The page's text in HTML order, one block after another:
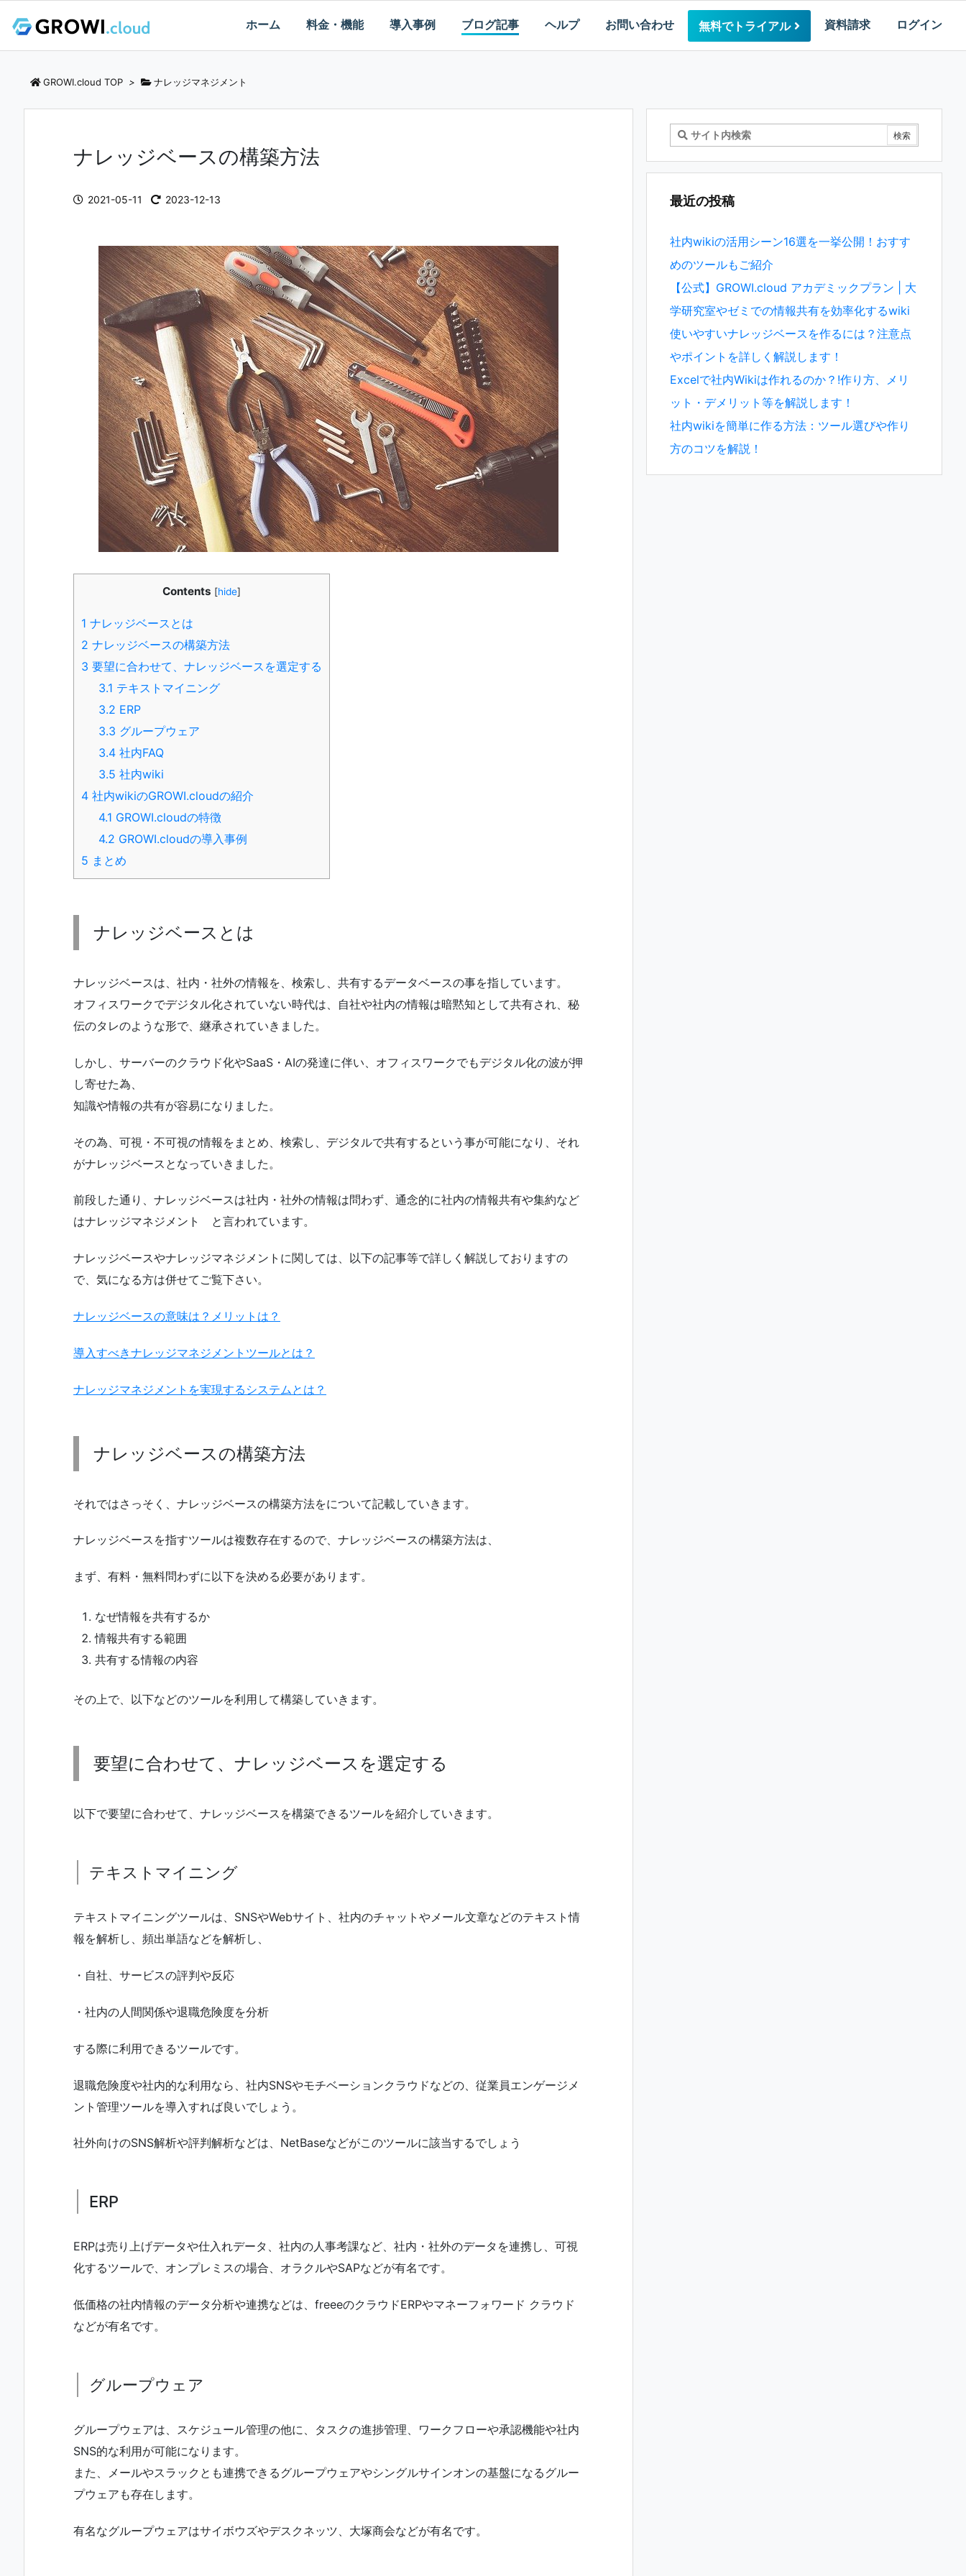
ホーム 料金・機能 導入事例 ブログ記事 ヘルプ お問い合わせ 無料でトライアル 資料請求 ログイン
GROWI.cloud TOP > ナレッジマネジメント
ナレッジベースの構築方法
2021-05-11 2023-12-13
Contents [hide]
1 ナレッジベースとは
2 ナレッジベースの構築方法
3 要望に合わせて、ナレッジベースを選定する
3.1 テキストマイニング
3.2 ERP
3.3 グループウェア
3.4 社内FAQ
3.5 社内wiki
4 社内wikiのGROWI.cloudの紹介
4.1 GROWI.cloudの特徴
4.2 GROWI.cloudの導入事例
5 まとめ
ナレッジベースとは
ナレッジベースは、社内・社外の情報を、検索し、共有するデータベースの事を指しています。
オフィスワークでデジタル化されていない時代は、自社や社内の情報は暗黙知として共有され、秘
伝のタレのような形で、継承されていきました。
しかし、サーバーのクラウド化やSaaS・AIの発達に伴い、オフィスワークでもデジタル化の波が押
し寄せた為、
知識や情報の共有が容易になりました。
その為、可視・不可視の情報をまとめ、検索し、デジタルで共有するという事が可能になり、それ
がナレッジベースとなっていきました。
前段した通り、ナレッジベースは社内・社外の情報は問わず、通念的に社内の情報共有や集約など
はナレッジマネジメント と言われています。
ナレッジベースやナレッジマネジメントに関しては、以下の記事等で詳しく解説しておりますの
で、気になる方は併せてご覧下さい。
ナレッジベースの意味は？メリットは？
導入すべきナレッジマネジメントツールとは？
ナレッジマネジメントを実現するシステムとは？
ナレッジベースの構築方法
それではさっそく、ナレッジベースの構築方法をについて記載していきます。
ナレッジベースを指すツールは複数存在するので、ナレッジベースの構築方法は、
まず、有料・無料問わずに以下を決める必要があります。
なぜ情報を共有するか
情報共有する範囲
共有する情報の内容
その上で、以下などのツールを利用して構築していきます。
要望に合わせて、ナレッジベースを選定する
以下で要望に合わせて、ナレッジベースを構築できるツールを紹介していきます。
テキストマイニング
テキストマイニングツールは、SNSやWebサイト、社内のチャットやメール文章などのテキスト情
報を解析し、頻出単語などを解析し、
・自社、サービスの評判や反応
・社内の人間関係や退職危険度を分析
する際に利用できるツールです。
退職危険度や社内的な利用なら、社内SNSやモチベーションクラウドなどの、従業員エンゲージメ
ント管理ツールを導入すれば良いでしょう。
社外向けのSNS解析や評判解析などは、NetBaseなどがこのツールに該当するでしょう
ERP
ERPは売り上げデータや仕入れデータ、社内の人事考課など、社内・社外のデータを連携し、可視
化するツールで、オンプレミスの場合、オラクルやSAPなどが有名です。
低価格の社内情報のデータ分析や連携などは、freeeのクラウドERPやマネーフォワード クラウド
などが有名です。
グループウェア
グループウェアは、スケジュール管理の他に、タスクの進捗管理、ワークフローや承認機能や社内
SNS的な利用が可能になります。
また、メールやスラックとも連携できるグループウェアやシングルサインオンの基盤になるグルー
プウェアも存在します。
有名なグループウェアはサイボウズやデスクネッツ、大塚商会などが有名です。
最近の投稿
社内wikiの活用シーン16選を一挙公開！おすす
めのツールもご紹介
【公式】GROWI.cloud アカデミックプラン | 大
学研究室やゼミでの情報共有を効率化するwiki
使いやすいナレッジベースを作るには？注意点
やポイントを詳しく解説します！
Excelで社内Wikiは作れるのか？!作り方、メリ
ット・デメリット等を解説します！
社内wikiを簡単に作る方法：ツール選びや作り
方のコツを解説！